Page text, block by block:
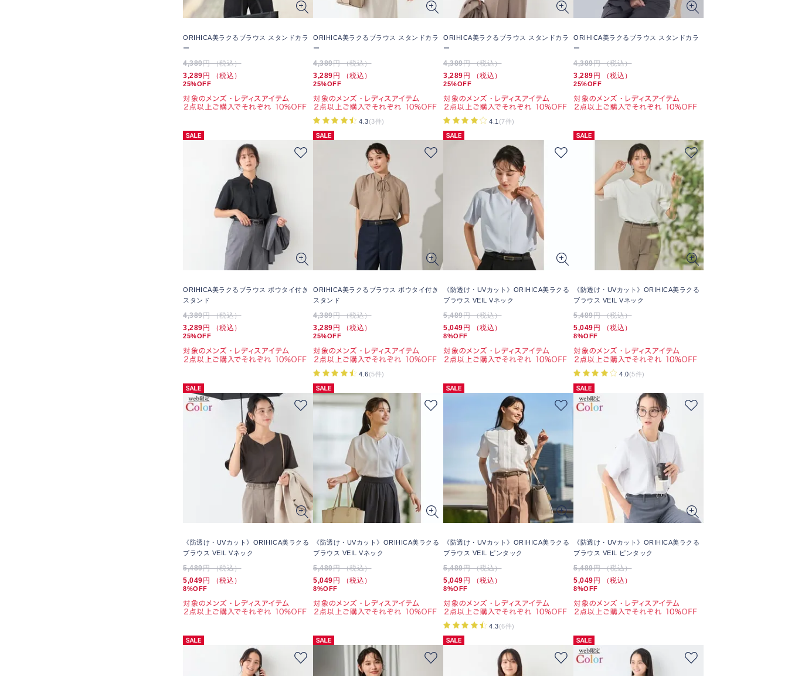
ORIHICA美ラクるブラウス スタンドカラ
ー
4,389円 （税込）
3,289円 （税込）
25%OFF
ORIHICA美ラクるブラウス スタンドカラ
ー
4,389円 （税込）
3,289円 （税込）
25%OFF
4.3(3件)
ORIHICA美ラクるブラウス スタンドカラ
ー
4,389円 （税込）
3,289円 （税込）
25%OFF
4.1 (7件)
ORIHICA美ラクるブラウス スタンドカラ
ー
4,389円 （税込）
3,289円 （税込）
25%OFF
ORIHICA美ラクるブラウス ボウタイ付き
スタンド
4,389円 （税込）
3,289 円 （税込）
25%OFF
ORIHICA美ラクるブラウス ボウタイ付き
スタンド
4,389円 （税込）
3,289 円 （税込）
25%OFF
4.6(5件)
《防透け・UVカット》ORIHICA美ラクる
ブラウス VEIL Vネック
5,489円 （税込）
5,049 円 （税込）
8%OFF
《防透け・UVカット》ORIHICA美ラクる
ブラウス VEIL Vネック
5,489円 （税込）
5,049 円 （税込）
8%OFF
4.0(5件)
《防透け・UVカット》ORIHICA美ラクる
ブラウス VEIL Vネック
5,489円 （税込）
5,049円 （税込）
8%OFF
《防透け・UVカット》ORIHICA美ラクる
ブラウス VEIL Vネック
5,489円 （税込）
5,049円 （税込）
8%OFF
《防透け・UVカット》ORIHICA美ラクる
ブラウス VEIL ピンタック
5,489円 （税込）
5,049円 （税込）
8%OFF
4.3(6件)
《防透け・UVカット》ORIHICA美ラクる
ブラウス VEIL ピンタック
5,489円 （税込）
5,049円 （税込）
8%OFF